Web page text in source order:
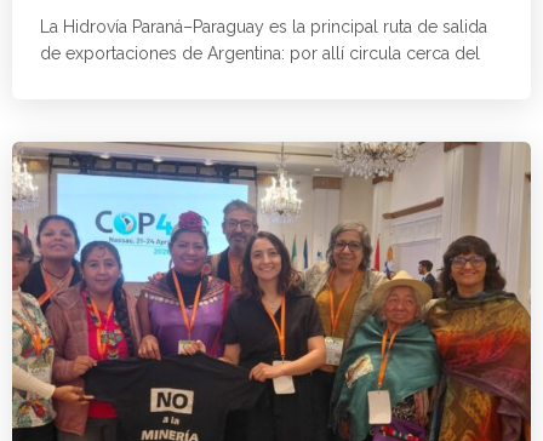
La Hidrovía Paraná–Paraguay es la principal ruta de salida
de exportaciones de Argentina: por allí circula cerca del